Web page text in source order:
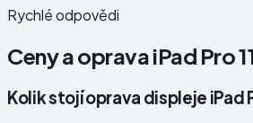
Rychlé odpovědi
Ceny a opravaiPad Pro
Kolik stojí oprava displeje iPad